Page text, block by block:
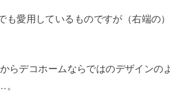
も愛用しているものですが（右端の
らデコホームならではのデザインの